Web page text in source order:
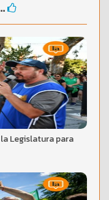
Legislatura para